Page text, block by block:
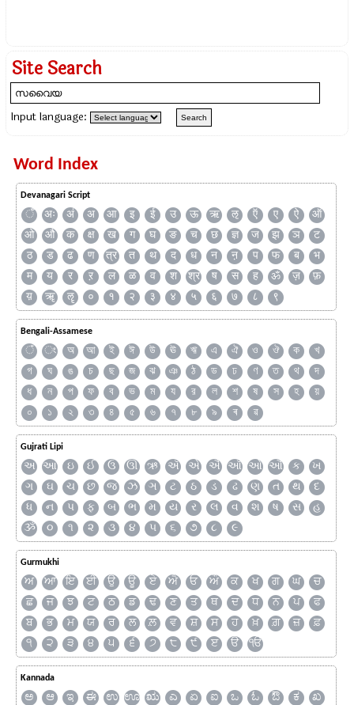
Site Search
Input language:
Word Index
Devanagari Script
ँ अः अं अ आ इ ई उ ऊ ऋ ऌ ऍ ए ऐ
ऑ
ओ
औ क क्ष ख ग घ ङ च छ ज्ञ ज झ ञ
ट
ठ
ड ढ ण त्र त थ द ध न ऩ प फ ब
भ
म
य र ऱ ल ळ व श श्र ष स ह ॐ ज़
फ़
य़
ॠ ॡ ० १ २ ३ ४ ५ ६ ७ ८ ९
Bengali-Assamese
ঁ ং অ আ ই ঈ উ ঊ ঋ এ ঐ ও ঔ ক
খ
গ
ঘ ঙ চ ছ জ ঝ ঞ ঠ ড ঢ ণ ত থ
দ
ধ
ন প ফ ব ভ ম য র ল শ ষ স হ
য়
০
১ ২ ৩ ৪ ৫ ৬ ৭ ৮ ৯ ৰ ৱ
Gujrati Lipi
અ આ ઇ ઈ ઉ ઊ ઋ ઍ એ ઐ ઑ ઓ ઔ ક
ખ
ગ
ઘ ચ છ જ ઝ ઞ ટ ઠ ડ ઢ ણ ત થ
દ
ધ
ન પ ફ બ ભ મ ય ર લ વ શ ષ સ
હ
ૐ
૦ ૧ ૨ ૩ ૪ ૫ ૬ ૭ ૮ ૯
Gurmukhi
ਅ ਆ ਇ ਈ ਉ ਊ ਏ ਐ ਓ ਔ ਕ ਖ ਗ ਘ
ਚ
ਛ
ਜ ਝ ਟ ਠ ਡ ਢ ਣ ਤ ਥ ਦ ਧ ਨ ਪ
ਫ
ਬ
ਭ ਮ ਯ ਰ ਲ ਲ਼ ਵ ਸ਼ ਸ ਹ ਖ਼ ਗ਼ ਜ਼
ਫ਼
੧
੨ ੩ ੪ ੫ ੬ ੭ ੮ ੯ ੲ ੳ ੴ
Kannada
ಅ ಆ ಇ ಈ ಉ ಊ ಋ ಎ ಏ ಐ ಒ ಓ ಔ ಕ
ಖ